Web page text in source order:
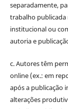
separadamente,
trabalho
institucional ou
autoria e
c. Autores têm
online (ex.: em
após a publicação
alterações